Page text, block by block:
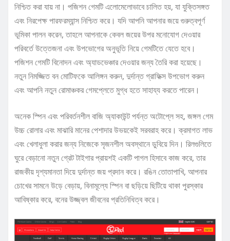
নিশ্চিত করা যায় না। পজিশন গেমটি এলোমেলোভাবে চালিত হয়, যা যুক্তিসঙ্গত
এবং নিরপেক্ষ পারফরম্যান্স নিশ্চিত করে। যদি আপনি আপনার জয়ে গুরুত্বপূর্ণ
ভূমিকা পালন করেন, তাহলে আপনাকে কেবল জয়ের উপর মনোযোগ দেওয়ার
পরিবর্তে উত্তেজনা এবং উপভোগের অনুভূতি নিয়ে গেমটিতে যেতে হবে।
পজিশন গেমটি বিনোদন এবং অ্যাডভেঞ্চার দেওয়ার জন্য তৈরি করা হয়েছে।
নতুন নিমজ্জিত বন মোটিফকে আলিঙ্গন করুন, দুর্দান্ত গ্রাফিক্স উপভোগ করুন
এবং আপনি নতুন রোমাঞ্চকর গেমপ্লেতে মুগ্ধ হতে সাহায্য করতে পারেন।
অনেক স্পিন এবং পরিবর্তনশীল বাজি অ্যাকাউন্ট পর্যন্ত অটোপ্লে সহ, জঙ্গল গেম
উচ্চ রোলার এবং মাঝারি মানের পেশাদার উভয়কেই সরবরাহ করে। ক্রমাগত লাভ
এবং খেলাধুলা করার জন্য নিজেকে সৃজনশীল অবস্থানে ডুবিয়ে দিন। রিলগুলিতে
ঘুরে বেড়ানো নতুন গ্রেট টাইগার প্রায়শই একটি পাগল হিসাবে কাজ করে, তার
রাজকীয় দৃশ্যমানতা দিয়ে দুর্দান্ত জয় প্রদান করে। রঙিন তোতাপাখি, আপনার
চোখের সামনে উড়ে বেড়ায়, বিনামূল্যে স্পিন বা ছড়িয়ে ছিটিয়ে থাকা পুরস্কার
আবিষ্কার করে, বনের উজ্জ্বল জীবনের প্রতিনিধিত্ব করে।